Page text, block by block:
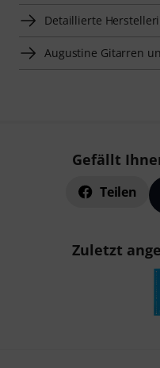
Detaillierte
Augustine Gitarren
Gefällt
Teilen
Zuletzt